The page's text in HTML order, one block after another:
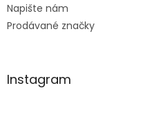
Napište nám
Prodávané značky
Instagram